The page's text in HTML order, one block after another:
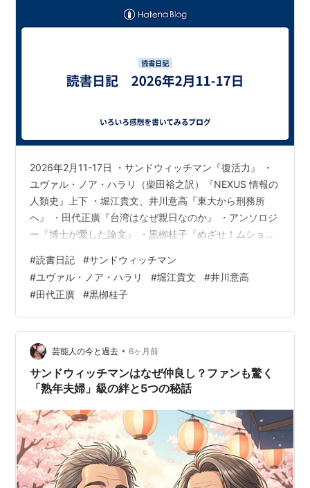
2026年2月11-17日 ・サンドウィッチマン『復活力』 ・
ユヴァル・ノア・ハラリ（柴田裕之訳）『NEXUS 情報の
人類史』上下 ・堀江貴文、井川意高『東大から刑務所
へ』 ・田代正廣『台湾はなぜ親日なのか』 ・アンソロジ
ー『博士が愛した論文』 ・黒栁桂子『めざせ！ムショラ
つくります』 以下コメント・ネタバレあり
#読書日記 #サンドウィッチマン
#ユヴァル・ノア・ハラリ #堀江貴文 #井川意高
#田代正廣 #黒栁桂子
芸能人の今と過去 • 6ヶ月前
サンドウィッチマンはなぜ仲良し？ファンも驚く
「熟年夫婦」級の絆と5つの秘話